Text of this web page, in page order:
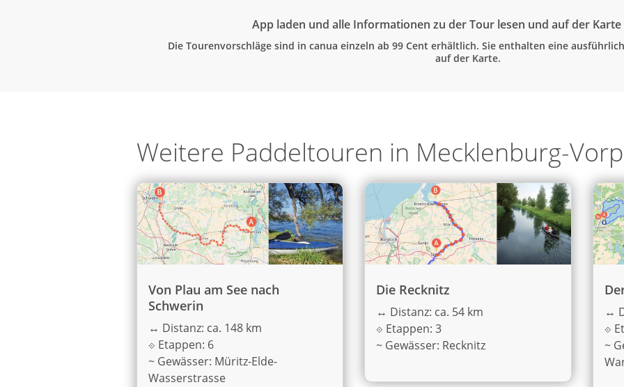
App laden und alle Informationen zu der Tour lesen und auf der Karte
Die Tourenvorschläge sind in canua einzeln ab 99 Cent erhältlich. Sie enthalten eine
auf der Karte.
Weitere Paddeltouren in Mecklenburg-
Von Plau am See nach
Schwerin
↔ Distanz: ca. 148 km
⟐ Etappen: 6
~ Gewässer: Müritz-Elde-
Wasserstrasse
Die Recknitz
↔ Distanz: ca. 54 km
⟐ Etappen: 3
~ Gewässer: Recknitz
↔
⟐
~